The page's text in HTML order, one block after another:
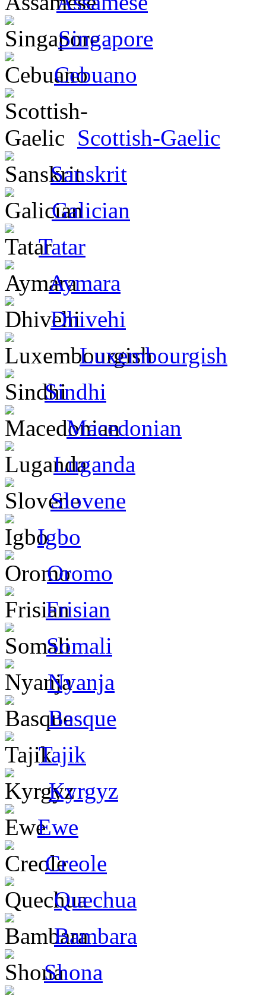
Singapore
Cebuano
Scottish-Gaelic
Sanskrit
Galician
Tatar
Aymara
Dhivehi
Luxembourgish
Sindhi
Macedonian
Luganda
Slovene
Igbo
Oromo
Frisian
Somali
Nyanja
Basque
Tajik
Kyrgyz
Ewe
Creole
Quechua
Bambara
Shona